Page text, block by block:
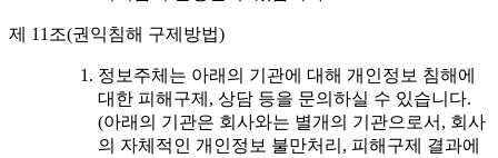
제 11조(권익침해 구제방법)
정보주체는 아래의 기관에 대해 개인정보 침해에
대한 피해구제, 상담 등을 문의하실 수 있습니다.
(아래의 기관은 회사와는 별개의 기관으로서, 회사
의 자체적인 개인정보 불만처리, 피해구제 결과에